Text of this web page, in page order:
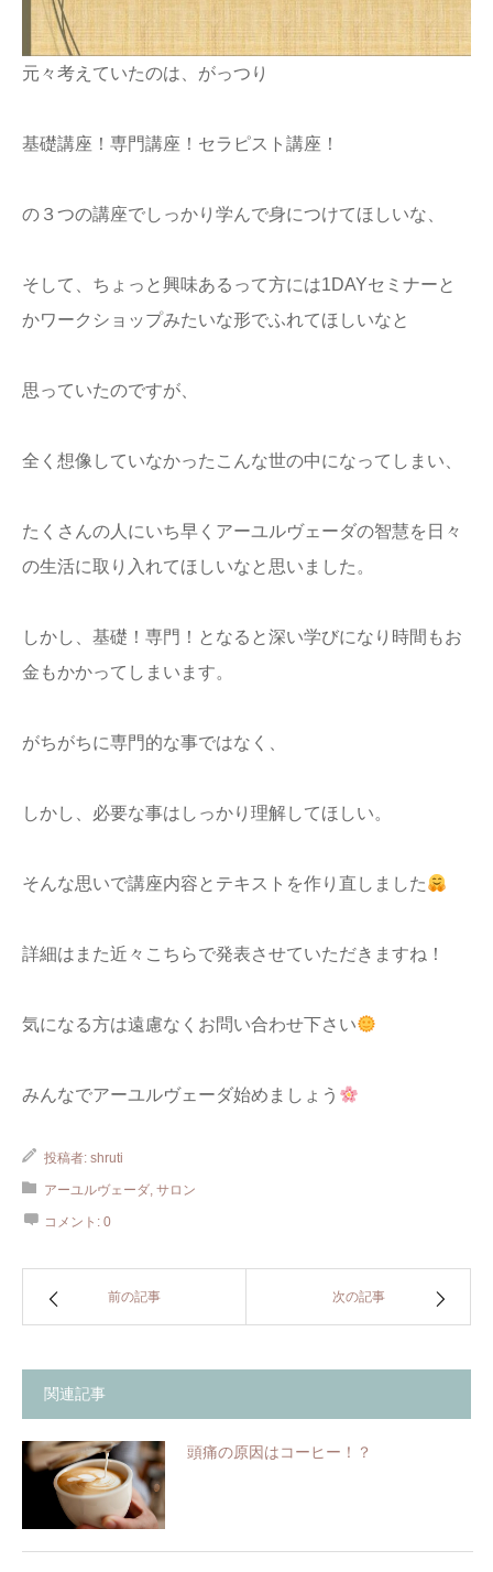
元々考えていたのは、がっつり
基礎講座！専門講座！セラピスト講座！
の３つの講座でしっかり学んで身につけてほしいな、
そして、ちょっと興味あるって方には1DAYセミナーと
かワークショップみたいな形でふれてほしいなと
思っていたのですが、
全く想像していなかったこんな世の中になってしまい、
たくさんの人にいち早くアーユルヴェーダの智慧を日々
の生活に取り入れてほしいなと思いました。
しかし、基礎！専門！となると深い学びになり時間もお
金もかかってしまいます。
がちがちに専門的な事ではなく、
しかし、必要な事はしっかり理解してほしい。
そんな思いで講座内容とテキストを作り直しました
詳細はまた近々こちらで発表させていただきますね！
気になる方は遠慮なくお問い合わせ下さい
みんなでアーユルヴェーダ始めましょう
投稿者: shruti
アーユルヴェーダ, サロン
コメント: 0
前の記事 次の記事
関連記事
頭痛の原因はコーヒー！？